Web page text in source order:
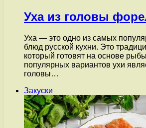
Уха из головы
Уха — это одно из самых
блюд русской кухни. Это
который готовят на основе
популярных вариантов ухи
головы…
Закуски